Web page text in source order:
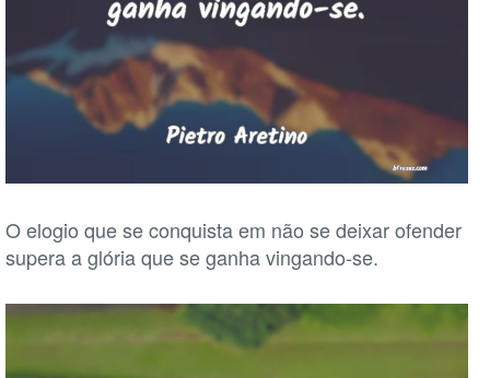
O elogio que se conquista em não se deixar ofender
supera a glória que se ganha vingando-se.